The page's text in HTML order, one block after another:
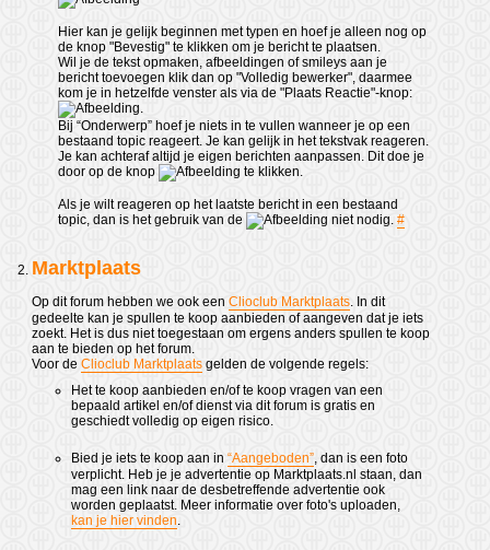
Hier kan je gelijk beginnen met typen en hoef je alleen nog op
de knop "Bevestig" te klikken om je bericht te plaatsen.
Wil je de tekst opmaken, afbeeldingen of smileys aan je
bericht toevoegen klik dan op "Volledig bewerker", daarmee
kom je in hetzelfde venster als via de "Plaats Reactie"-knop:
Bij “Onderwerp” hoef je niets in te vullen wanneer je op een
bestaand topic reageert. Je kan gelijk in het tekstvak reageren.
Je kan achteraf altijd je eigen berichten aanpassen. Dit doe je
door op de knop
te klikken.
Als je wilt reageren op het laatste bericht in een bestaand
topic, dan is het gebruik van de
niet nodig. #
Marktplaats
Op dit forum hebben we ook een Clioclub Marktplaats . In dit
gedeelte kan je spullen te koop aanbieden of aangeven dat je iets
zoekt. Het is dus niet toegestaan om ergens anders spullen te koop
aan te bieden op het forum.
Voor de Clioclub Marktplaats gelden de volgende regels:
Het te koop aanbieden en/of te koop vragen van een
bepaald artikel en/of dienst via dit forum is gratis en
geschiedt volledig op eigen risico.
Bied je iets te koop aan in “Aangeboden”, dan is een foto
verplicht. Heb je je advertentie op Marktplaats.nl staan, dan
mag een link naar de desbetreffende advertentie ook
worden geplaatst. Meer informatie over foto's uploaden,
kan je hier vinden.